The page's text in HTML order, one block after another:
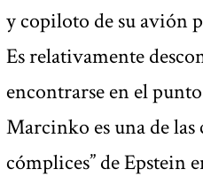
y copiloto de su avión
Es relativamente
encontrarse en el
Marcinko es una de las
cómplices” de Epstein